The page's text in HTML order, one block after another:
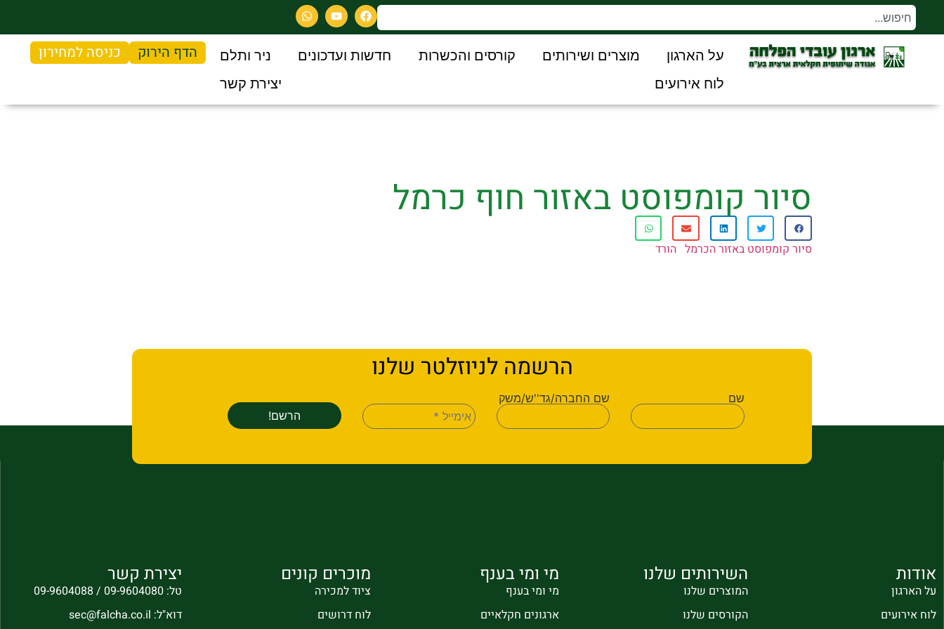
על הארגון מוצרים ושירותים קורסים והכשרות חדשות ועדכונים
ניר ותלם
לוח אירועים
יצירת קשר
הדף הירוק כניסה למחירון
סיור קומפוסט באזור חוף כרמל
סיור קומפוסט באזור הכרמל הורד
הרשמה לניוזלטר שלנו
שם שם החברה/גד''ש/משק
אודות
על הארגון
לוח אירועים
השירותים שלנו
המוצרים שלנו
הקורסים שלנו
מי ומי בענף
מי ומי בענף
ארגונים חקלאיים
מוכרים קונים
ציוד למכירה
לוח דרושים
יצירת קשר
טל: 09-9604080 / 09-9604088
דוא"ל: sec@falcha.co.il